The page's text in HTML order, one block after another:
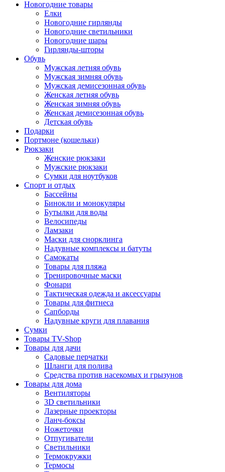
Новогодние товары
Елки
Новогодние гирлянды
Новогодние светильники
Новогодние шары
Гирлянды-шторы
Обувь
Мужская летняя обувь
Мужская зимняя обувь
Мужская демисезонная обувь
Женская летняя обувь
Женская зимняя обувь
Женская демисезонная обувь
Детская обувь
Подарки
Портмоне (кошельки)
Рюкзаки
Женские рюкзаки
Мужские рюкзаки
Сумки для ноутбуков
Спорт и отдых
Бассейны
Бинокли и монокуляры
Бутылки для воды
Велосипеды
Ламзаки
Маски для снорклинга
Надувные комплексы и батуты
Самокаты
Товары для пляжа
Тренировочные маски
Фонари
Тактическая одежда и аксессуары
Товары для фитнеса
Сапборды
Надувные круги для плавания
Сумки
Товары TV-Shop
Товары для дачи
Садовые перчатки
Шланги для полива
Средства против насекомых и грызунов
Товары для дома
Вентиляторы
3D светильники
Лазерные проекторы
Ланч-боксы
Ножеточки
Отпугиватели
Светильники
Термокружки
Термосы